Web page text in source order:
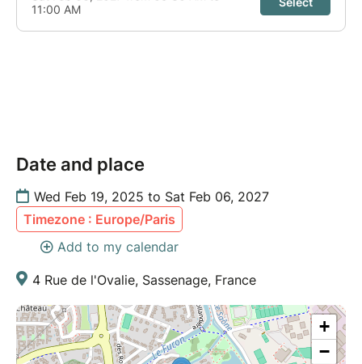
Date and place
Wed Feb 19, 2025 to Sat Feb 06, 2027
Timezone : Europe/Paris
Add to my calendar
4 Rue de l'Ovalie, Sassenage, France
+
−